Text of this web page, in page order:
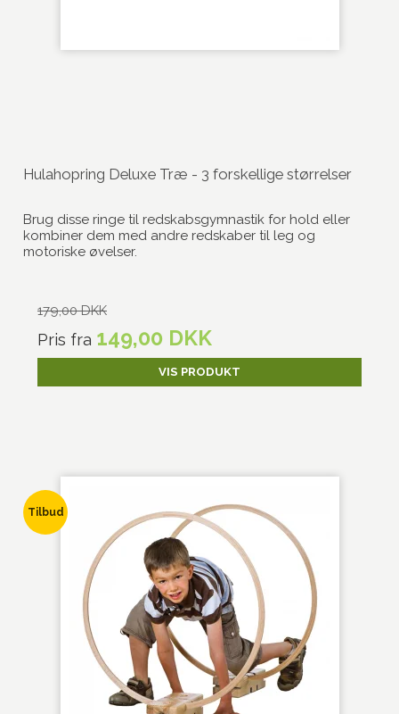
Hulahopring Deluxe Træ - 3 forskellige størrelser
Brug disse ringe til redskabsgymnastik for hold eller
kombiner dem med andre redskaber til leg og
motoriske øvelser.
179,00 DKK
Pris fra 149,00 DKK
VIS PRODUKT
Tilbud